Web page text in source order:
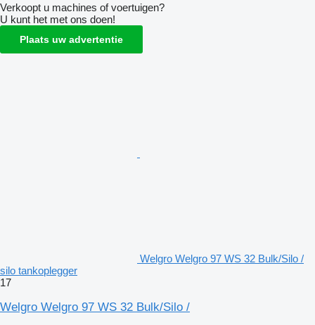
Verkoopt u machines of voertuigen?
U kunt het met ons doen!
Plaats uw advertentie
Welgro Welgro 97 WS 32 Bulk/Silo /
silo tankoplegger
17
Welgro Welgro 97 WS 32 Bulk/Silo /